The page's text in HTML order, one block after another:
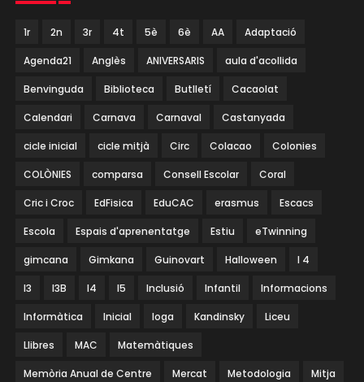
1r 2n 3r 4t 5è 6è AA Adaptació
Agenda21 Anglès ANIVERSARIS aula d'acollida
Benvinguda Biblioteca Butlletí Cacaolat
Calendari Carnava Carnaval Castanyada
cicle inicial cicle mitjà Circ Colacao Colonies
COLÒNIES comparsa Consell Escolar Coral
Cric i Croc EdFisica EduCAC erasmus Escacs
Escola Espais d'aprenentatge Estiu eTwinning
gimcana Gimkana Guinovart Halloween I 4
I3 I3B I4 I5 Inclusió Infantil Informacions
Informàtica Inicial Ioga Kandinsky Liceu
Llibres MAC Matemàtiques
Memòria Anual de Centre Mercat Metodologia Mitja